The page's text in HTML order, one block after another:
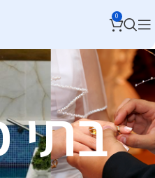
0
בתי